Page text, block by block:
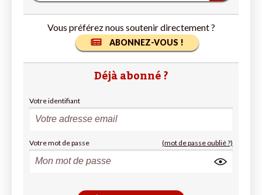
Vous préférez nous soutenir directement ?
ABONNEZ-VOUS !
Déjà abonné ?
Votre identifiant
Votre mot de passe (mot de passe oublié ?)